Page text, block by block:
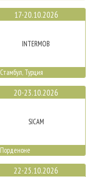
17-20.10.2026
INTERMOB
Стамбул, Турция
20-23.10.2026
SICAM
Порденоне
22-25.10.2026